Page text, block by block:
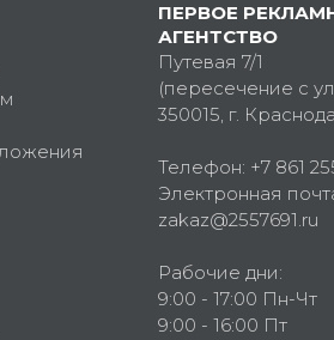
ПЕРВОЕ
АГЕНТСТВО
Путевая 7/1
(пересечение с
350015, г.
Телефон: +7 861
Электронная
zakaz@2557691.ru
Рабочие дни:
9:00 - 17:00 Пн-Чт
9:00 - 16:00 Пт